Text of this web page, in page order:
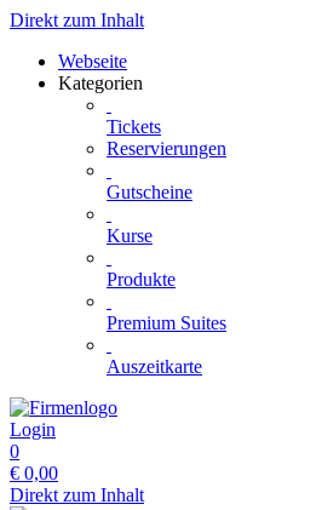
Direkt zum Inhalt
Webseite
Kategorien
Tickets
Reservierungen
Gutscheine
Kurse
Produkte
Premium Suites
Auszeitkarte
Login
0
€ 0,00
Direkt zum Inhalt